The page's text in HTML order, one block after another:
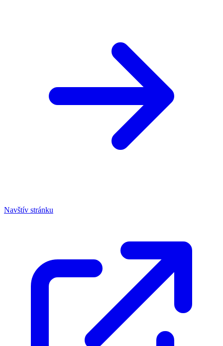
Navštív stránku